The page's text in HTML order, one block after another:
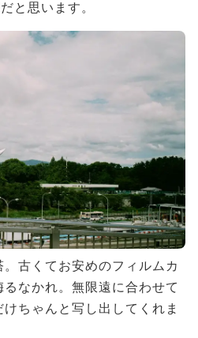
と思います。
古くてお安めのフィルムカ
なかれ。無限遠に合わせて
ちゃんと写し出してくれま